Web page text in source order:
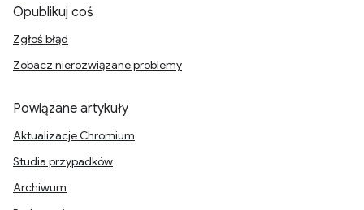
Opublikuj coś
Zgłoś błąd
Zobacz nierozwiązane problemy
Powiązane artykuły
Aktualizacje Chromium
Studia przypadków
Archiwum